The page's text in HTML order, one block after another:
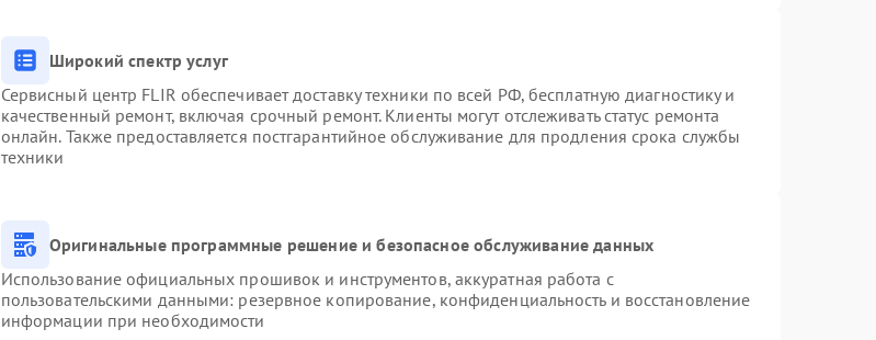
Широкий спектр услуг
Сервисный центр FLIR обеспечивает доставку техники по всей РФ, бесплатную диагностику и
качественный ремонт, включая срочный ремонт. Клиенты могут отслеживать статус ремонта
онлайн. Также предоставляется постгарантийное обслуживание для продления срока службы
техники
Оригинальные программные решение и безопасное обслуживание данных
Использование официальных прошивок и инструментов, аккуратная работа с
пользовательскими данными: резервное копирование, конфиденциальность и восстановление
информации при необходимости